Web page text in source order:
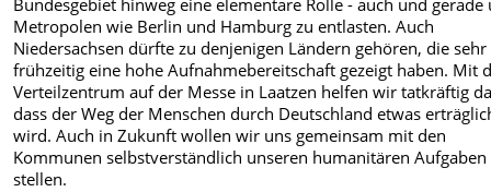
Bundesgebiet hinweg eine elementare Rolle - auch und gerade
Metropolen wie Berlin und Hamburg zu entlasten. Auch
Niedersachsen dürfte zu denjenigen Ländern gehören, die sehr
frühzeitig eine hohe Aufnahmebereitschaft gezeigt haben. Mit
Verteilzentrum auf der Messe in Laatzen helfen wir tatkräftig
dass der Weg der Menschen durch Deutschland etwas
wird. Auch in Zukunft wollen wir uns gemeinsam mit den
Kommunen selbstverständlich unseren humanitären Aufgaben
stellen.